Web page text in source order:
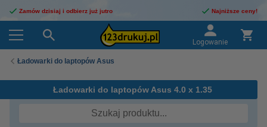
Zamów dzisiaj i odbierz już jutro Najniższe ceny!
Logowanie
Ładowarki do laptopów Asus
Ładowarki do laptopów Asus 4.0 x 1.35